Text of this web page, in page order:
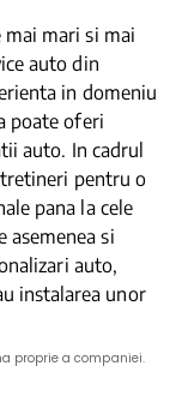
mari si mai
auto din
in domeniu
poate oferi
auto. In cadrul
pentru o
pana la cele
asemenea si
auto,
instalarea unor
proprie a companiei.